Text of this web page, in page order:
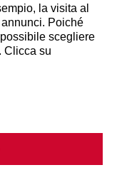
la visita al
Poiché
scegliere
Clicca su